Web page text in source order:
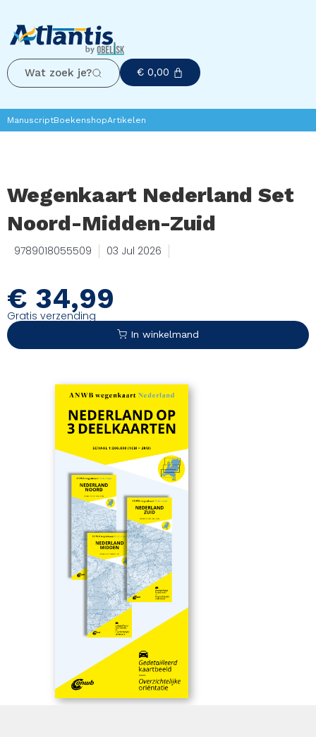
Wat zoek je? € 0,00
ManuscriptBoekenshopArtikelen
Wegenkaart Nederland Set
Noord-Midden-Zuid
9789018055509 03 Jul 2026
€ 34,99
Gratis verzending
In winkelmand